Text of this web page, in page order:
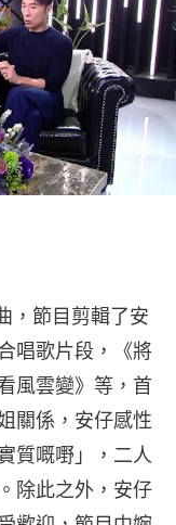
，節目剪輯了安
唱歌片段，《將
風雲變》等，首
關係，安仔感性
質嘅嘢」，二人
除此之外，安仔